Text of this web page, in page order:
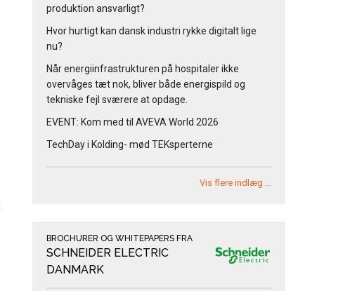
produktion ansvarligt?
Hvor hurtigt kan dansk industri rykke digitalt lige
nu?
Når energiinfrastrukturen på hospitaler ikke
overvåges tæt nok, bliver både energispild og
tekniske fejl sværere at opdage.
EVENT: Kom med til AVEVA World 2026
TechDay i Kolding- mød TEKsperterne
Vis flere indlæg …
BROCHURER OG WHITEPAPERS FRA
SCHNEIDER ELECTRIC
DANMARK